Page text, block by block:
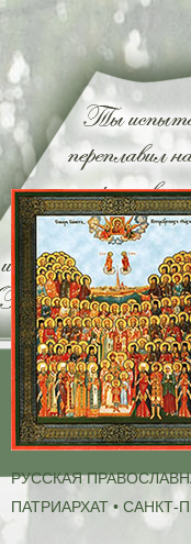
РУССКАЯ
ПАТРИАРХАТ • САНКТ-